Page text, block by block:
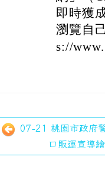
即時獲
瀏覽自
s://
07-21 桃園市政府
口販運宣導